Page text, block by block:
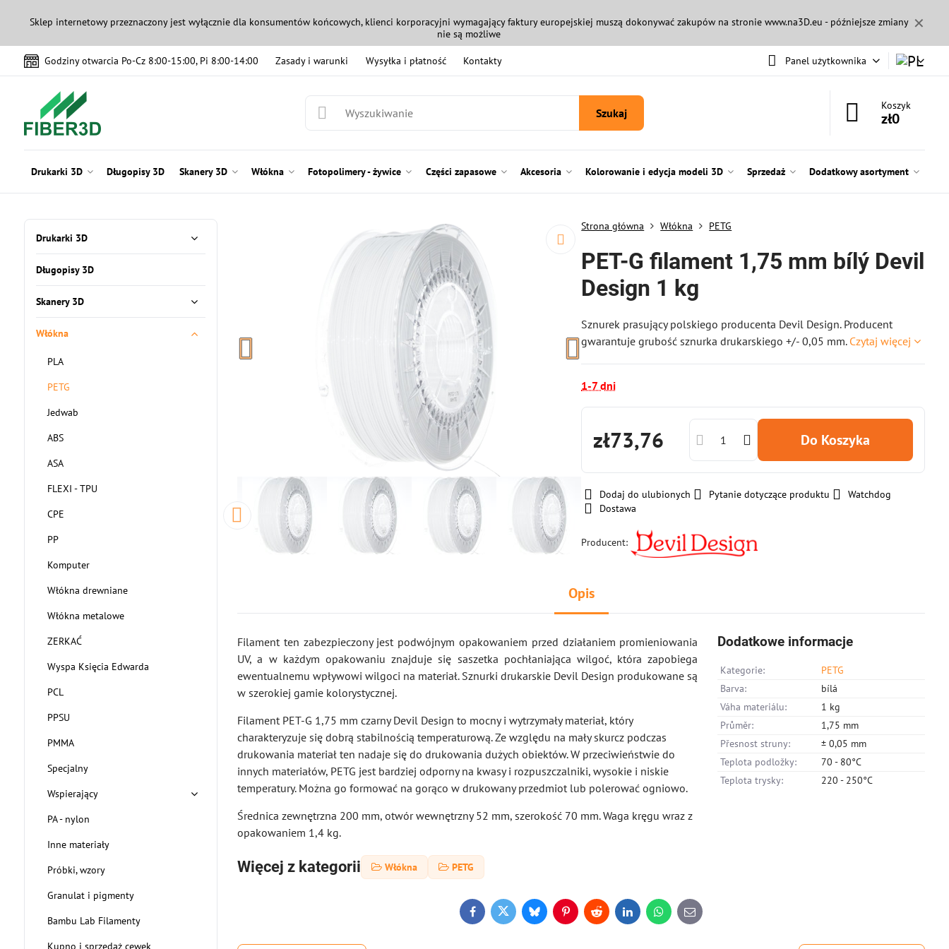
✕
Sklep internetowy przeznaczony jest wyłącznie dla konsumentów końcowych, klienci korporacyjni wymagający faktury europejskiej muszą dokonywać zakupów na stronie www.na3D.eu - późniejsze zmiany
nie są możliwe
Godziny otwarcia Po-Cz 8:00-15:00, Pi 8:00-14:00 Zasady i warunki Wysyłka i płatność Kontakty Panel użytkownika
Szukaj
Koszyk
zł0
Drukarki 3D Długopisy 3D Skanery 3D Włókna Fotopolimery - żywice Części zapasowe Akcesoria Kolorowanie i edycja modeli 3D Sprzedaż Dodatkowy asortyment
Strona główna Włókna PETG
PET-G filament 1,75 mm bílý Devil
Design 1 kg
Sznurek prasujący polskiego producenta Devil Design. Producent
gwarantuje grubość sznurka drukarskiego +/- 0,05 mm. Czytaj więcej
1-7 dni
zł73,76 Do Koszyka
Dodaj do ulubionych Pytanie dotyczące produktu
Watchdog
Dostawa
Producent:
Opis
Filament ten zabezpieczony jest podwójnym opakowaniem przed działaniem promieniowania
UV, a w każdym opakowaniu znajduje się saszetka pochłaniająca wilgoć, która zapobiega
ewentualnemu wpływowi wilgoci na materiał. Sznurki drukarskie Devil Design produkowane są
w szerokiej gamie kolorystycznej.
Filament PET-G 1,75 mm czarny Devil Design to mocny i wytrzymały materiał, który
charakteryzuje się dobrą stabilnością temperaturową. Ze względu na mały skurcz podczas
drukowania materiał ten nadaje się do drukowania dużych obiektów. W przeciwieństwie do
innych materiałów, PETG jest bardziej odporny na kwasy i rozpuszczalniki, wysokie i niskie
temperatury. Można go formować na gorąco w drukowany przedmiot lub polerować ogniowo.
Średnica zewnętrzna 200 mm, otwór wewnętrzny 52 mm, szerokość 70 mm. Waga kręgu wraz z
opakowaniem 1,4 kg.
Więcej z kategorii Włókna PETG
Dodatkowe informacje
Kategorie:
PETG
Barva:
bílá
Váha materiálu:
1 kg
Průměr:
1,75 mm
Přesnost struny:
± 0,05 mm
Teplota podložky:
70 - 80°C
Teplota trysky:
220 - 250°C
FacebookTwitterBlueskyPinterestRedditLinkedInWhatsApp
E-
mail
Drukarki 3D
Długopisy 3D
Skanery 3D
Włókna
PLA
PETG
Jedwab
ABS
ASA
FLEXI - TPU
CPE
PP
Komputer
Włókna drewniane
Włókna metalowe
ZERKAĆ
Wyspa Księcia Edwarda
PCL
PPSU
PMMA
Specjalny
Wspierający
PA - nylon
Inne materiały
Próbki, wzory
Granulat i pigmenty
Bambu Lab Filamenty
Kupno i sprzedaż cewek